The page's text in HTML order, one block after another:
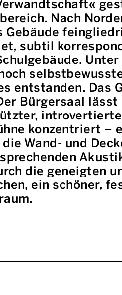
Nach
Gebäude
subtil
entstanden. Das
Bürgersaal
konzentriert –
Wand- und
die geneigten
ein schöner,